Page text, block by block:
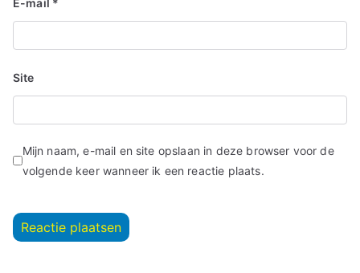
E-mail *
Site
Mijn naam, e-mail en site opslaan in deze browser voor de
volgende keer wanneer ik een reactie plaats.